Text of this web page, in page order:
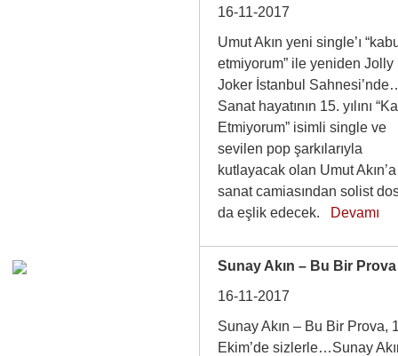
16-11-2017
Umut Akın yeni single’ı
etmiyorum” ile yeniden Jolly
Joker İstanbul
Sanat hayatının 15. yılını
Etmiyorum” isimli single ve
sevilen pop şarkılarıyla
kutlayacak olan Umut Akın’a
sanat camiasından solist
da eşlik edecek. Devamı
Sunay Akın – Bu Bir Prova
16-11-2017
Sunay Akın – Bu Bir Prova,
Ekim’de sizlerle…Sunay